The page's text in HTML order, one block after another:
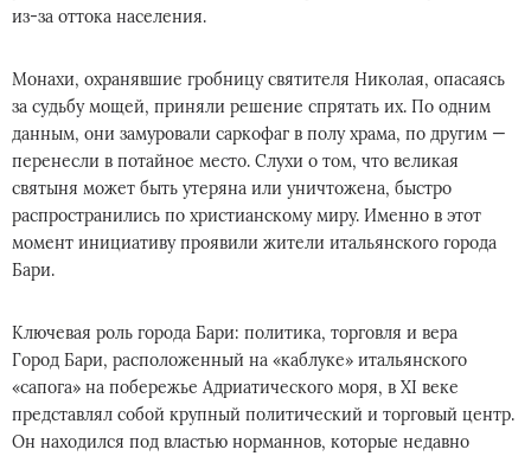
из-за оттока населения.
Монахи, охранявшие гробницу святителя Николая, опасаясь
за судьбу мощей, приняли решение спрятать их. По одним
данным, они замуровали саркофаг в полу храма, по другим —
перенесли в потайное место. Слухи о том, что великая
святыня может быть утеряна или уничтожена, быстро
распространились по христианскому миру. Именно в этот
момент инициативу проявили жители итальянского города
Бари.
Ключевая роль города Бари: политика, торговля и вера
Город Бари, расположенный на «каблуке» итальянского
«сапога» на побережье Адриатического моря, в XI веке
представлял собой крупный политический и торговый центр.
Он находился под властью норманнов, которые недавно